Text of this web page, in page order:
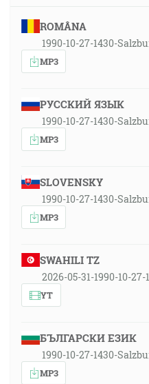
ROMÂNA
1990-10-27-1430-
MP3
РУССКИЙ ЯЗЫК
1990-10-27-1430-
MP3
SLOVENSKY
1990-10-27-1430-
MP3
SWAHILI TZ
2026-05-31-1990-10-
YT
БЪЛГАРСКИ ЕЗИК
1990-10-27-1430-
MP3